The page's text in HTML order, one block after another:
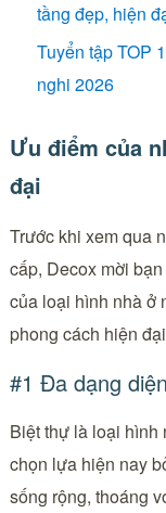
tầng đẹp, hiện
Tuyển tập TOP
nghi 2026
Ưu điểm của
đại
Trước khi xem qua
cấp, Decox mời
của loại hình nhà ở
phong cách hiện
#1 Đa dạng
Biệt thự là loại hình
chọn lựa hiện nay
sống rộng, thoáng